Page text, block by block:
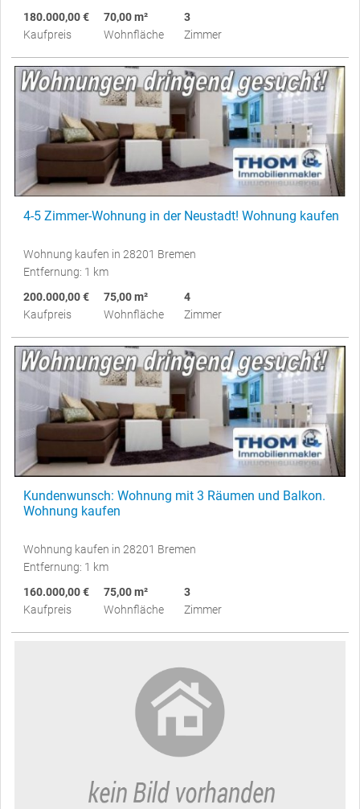
180.000,00 €
Kaufpreis
70,00 m²
Wohnfläche
3
Zimmer
4-5 Zimmer-Wohnung in der Neustadt! Wohnung kaufen
Wohnung kaufen in 28201 Bremen
Entfernung: 1 km
200.000,00 €
Kaufpreis
75,00 m²
Wohnfläche
4
Zimmer
Kundenwunsch: Wohnung mit 3 Räumen und Balkon.
Wohnung kaufen
Wohnung kaufen in 28201 Bremen
Entfernung: 1 km
160.000,00 €
Kaufpreis
75,00 m²
Wohnfläche
3
Zimmer